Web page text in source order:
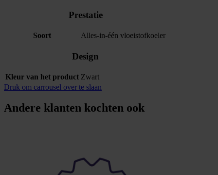
Prestatie
Soort Alles-in-één vloeistofkoeler
Design
Kleur van het product Zwart
Druk om carrousel over te slaan
Andere klanten kochten ook